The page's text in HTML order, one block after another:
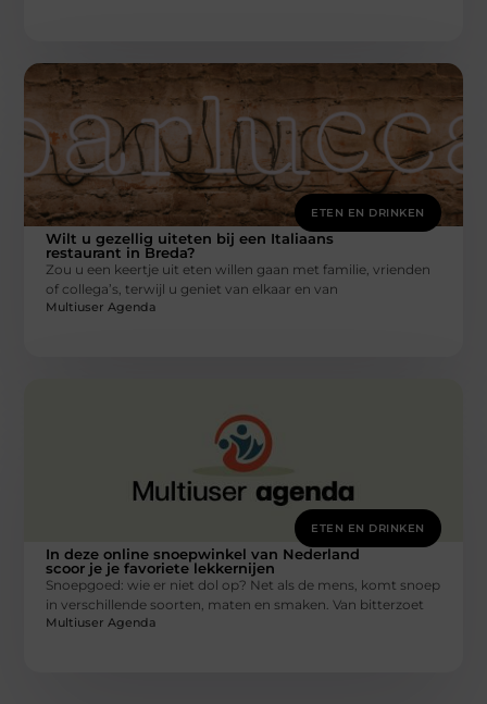
ETEN EN DRINKEN
Wilt u gezellig uiteten bij een Italiaans
restaurant in Breda?
Zou u een keertje uit eten willen gaan met familie, vrienden
of collega’s, terwijl u geniet van elkaar en van
Multiuser Agenda
ETEN EN DRINKEN
In deze online snoepwinkel van Nederland
scoor je je favoriete lekkernijen
Snoepgoed: wie er niet dol op? Net als de mens, komt snoep
in verschillende soorten, maten en smaken. Van bitterzoet
Multiuser Agenda